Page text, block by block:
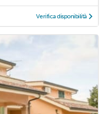
Verifica disponibilità